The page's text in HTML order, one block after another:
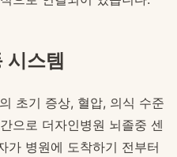
시스템
초기 증상, 혈압, 의식 수준
으로 더자인병원 뇌졸중 센
가 병원에 도착하기 전부터